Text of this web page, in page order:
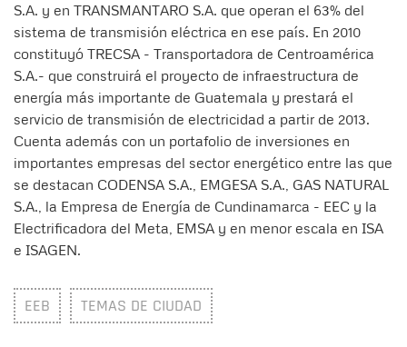
S.A. y en TRANSMANTARO S.A. que operan el 63% del
sistema de transmisión eléctrica en ese país. En 2010
constituyó TRECSA - Transportadora de Centroamérica
S.A.- que construirá el proyecto de infraestructura de
energía más importante de Guatemala y prestará el
servicio de transmisión de electricidad a partir de 2013.
Cuenta además con un portafolio de inversiones en
importantes empresas del sector energético entre las que
se destacan CODENSA S.A., EMGESA S.A., GAS NATURAL
S.A., la Empresa de Energía de Cundinamarca - EEC y la
Electrificadora del Meta, EMSA y en menor escala en ISA
e ISAGEN.
EEB TEMAS DE CIUDAD